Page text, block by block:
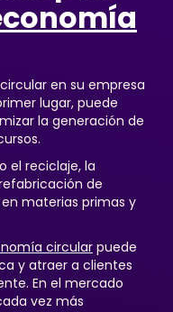
en su empresa
lugar, puede
la generación de
el reciclaje, la
de
materias primas y
circularpuede
y atraer a clientes
En el mercado
vez más